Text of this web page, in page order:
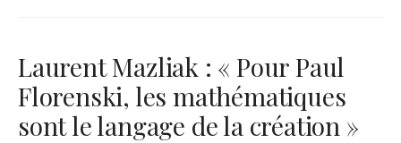
Laurent Mazliak : « Pour Paul
Florenski, les mathématiques
sont le langage de la création »